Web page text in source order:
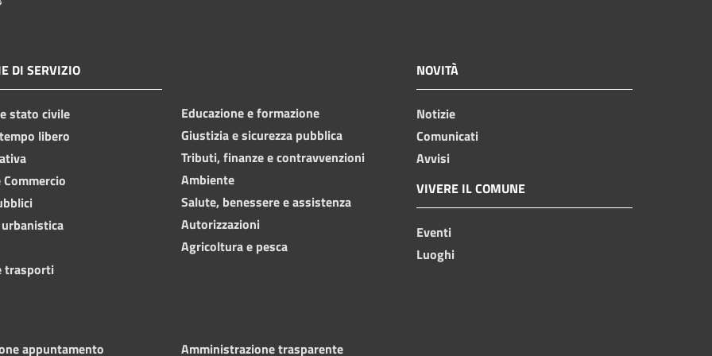
DI SERVIZIO
stato civile
libero
trasporti
Educazione e formazione
Giustizia e sicurezza pubblica
Tributi, finanze e contravvenzioni
Ambiente
Salute, benessere e assistenza
Autorizzazioni
Agricoltura e pesca
NOVITÀ
Notizie
Comunicati
Avvisi
VIVERE IL COMUNE
Eventi
Luoghi
appuntamento Amministrazione trasparente